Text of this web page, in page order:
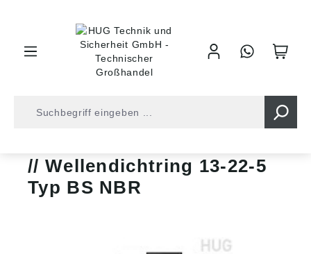
Wellendichtring 13-22-5
Typ BS NBR